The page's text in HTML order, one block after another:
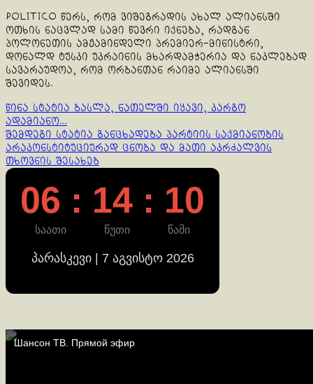
POLITICO წერს, რომ ვიშეგრადის ახალ ალიანსში
ოთხის ნაცვლად სამი წევრი იქნება, რადგან
პოლონეთის ამჟამინდელი პრემიერ-მინისტრი,
დონალდ ტუსკი უკრაინის მხარდამჭერია და ნაკლებად
სავარაუდოა, რომ ორბანთან რაიმე ალიანსში
შევიდეს.
Continue
Reading
წინა სტატია ბასლა, ნათელში იყავი, კარგო
ადამიანო…
შემდეგი სტატია განცხადება პარტიის საქმიანობის
არაკონსტიტუციურად ცნობა და მათი აკრძალვის
თხოვნის შესახებ
06 : 14 : 10
საათი წუთი წამი
პარასკევი | 7 აგვისტო 2026